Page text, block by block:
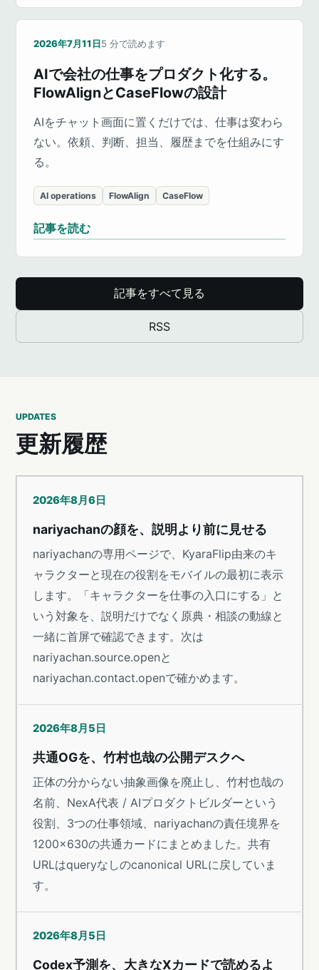
2026年7月11日5 分で読めます
AIで会社の仕事をプロダクト化する。
FlowAlignとCaseFlowの設計
AIをチャット画面に置くだけでは、仕事は変わら
ない。依頼、判断、担当、履歴までを仕組みにす
る。
AI operations FlowAlign CaseFlow
記事を読む
記事をすべて見る
RSS
UPDATES
更新履歴
2026年8月6日
nariyachanの顔を、説明より前に見せる
nariyachanの専用ページで、KyaraFlip由来のキ
ャラクターと現在の役割をモバイルの最初に表示
します。「キャラクターを仕事の入口にする」と
いう対象を、説明だけでなく原典・相談の動線と
一緒に首屏で確認できます。次は
nariyachan.source.openと
nariyachan.contact.openで確かめます。
2026年8月5日
共通OGを、竹村也哉の公開デスクへ
正体の分からない抽象画像を廃止し、竹村也哉の
名前、NexA代表 / AIプロダクトビルダーという
役割、3つの仕事領域、nariyachanの責任境界を
1200×630の共通カードにまとめました。共有
URLはqueryなしのcanonical URLに戻していま
す。
2026年8月5日
Codex予測を、大きなXカードで読めるよ